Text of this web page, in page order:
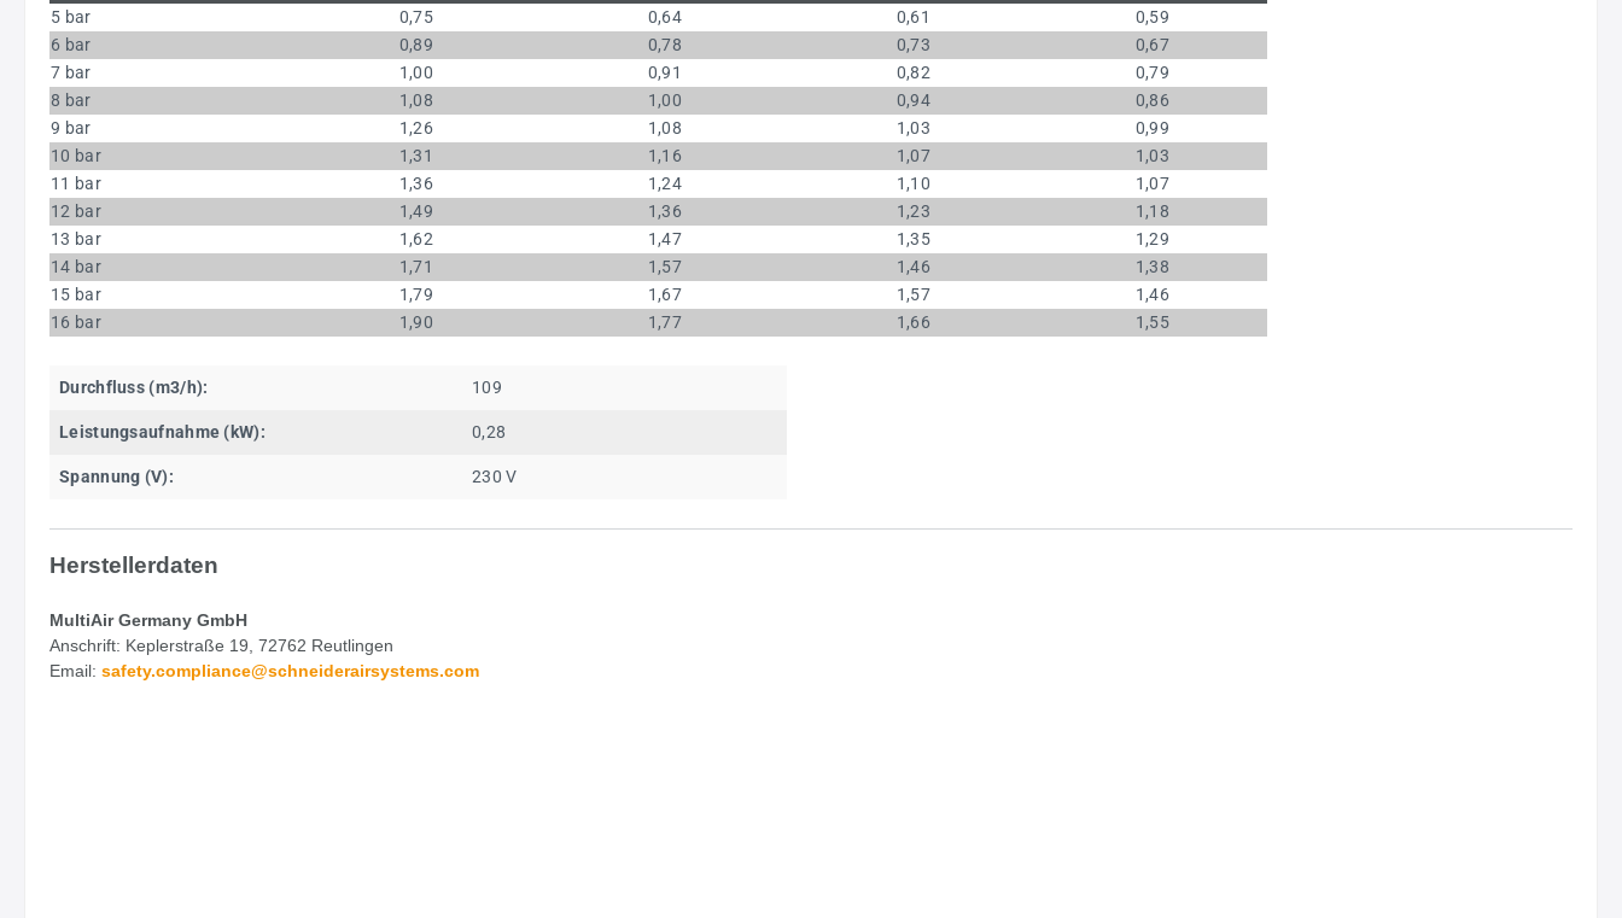
5 bar
0,75 0,64 0,61
0,59
6 bar
0,89 0,78 0,73
0,67
7 bar
1,00 0,91 0,82
0,79
8 bar
1,08 1,00 0,94
0,86
9 bar
1,26 1,08 1,03
0,99
10 bar
1,31 1,16 1,07
1,03
11 bar
1,36 1,24 1,10
1,07
12 bar
1,49 1,36 1,23
1,18
13 bar
1,62 1,47 1,35
1,29
14 bar
1,71 1,57 1,46
1,38
15 bar
1,79 1,67 1,57
1,46
16 bar
1,90 1,77 1,66 1,55
Durchfluss (m3/h): 109
Leistungsaufnahme (kW): 0,28
Spannung (V): 230 V
Herstellerdaten
MultiAir Germany GmbH
Anschrift: Keplerstraße 19, 72762 Reutlingen
Email: safety.compliance@schneiderairsystems.com